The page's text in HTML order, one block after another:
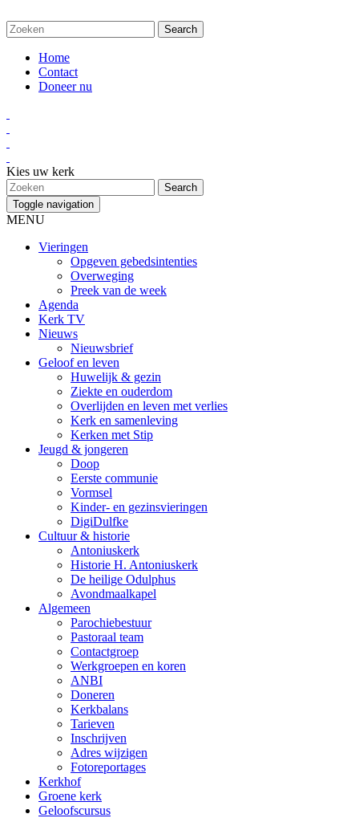
Home
Contact
Doneer nu
Kies uw kerk
Toggle navigation
MENU
Vieringen
Opgeven gebedsintenties
Overweging
Preek van de week
Agenda
Kerk TV
Nieuws
Nieuwsbrief
Geloof en leven
Huwelijk & gezin
Ziekte en ouderdom
Overlijden en leven met verlies
Kerk en samenleving
Kerken met Stip
Jeugd & jongeren
Doop
Eerste communie
Vormsel
Kinder- en gezinsvieringen
DigiDulfke
Cultuur & historie
Antoniuskerk
Historie H. Antoniuskerk
De heilige Odulphus
Avondmaalkapel
Algemeen
Parochiebestuur
Pastoraal team
Contactgroep
Werkgroepen en koren
ANBI
Doneren
Kerkbalans
Tarieven
Inschrijven
Adres wijzigen
Fotoreportages
Kerkhof
Groene kerk
Geloofscursus